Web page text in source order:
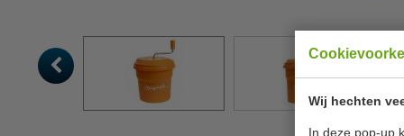
Wij hechten
In deze pop-up